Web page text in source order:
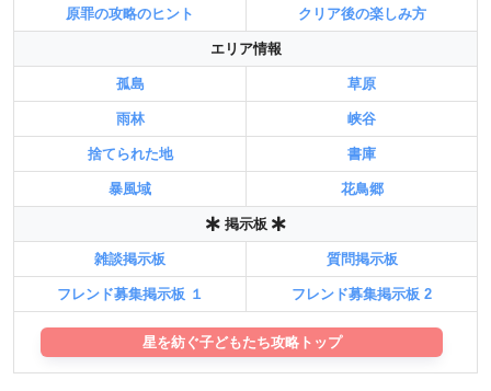
原罪の攻略のヒント クリア後の楽しみ方
エリア情報
孤島 草原
雨林 峡谷
捨てられた地 書庫
暴風域 花鳥郷
掲示板
雑談掲示板 質問掲示板
フレンド募集掲示板 １ フレンド募集掲示板 2
星を紡ぐ子どもたち攻略トップ